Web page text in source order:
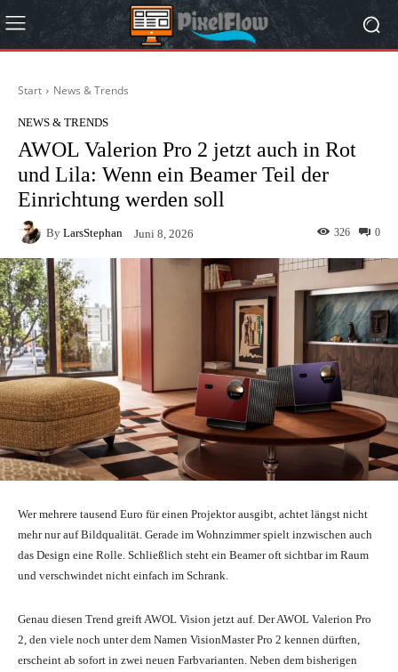
Start News & Trends
NEWS & TRENDS
AWOL Valerion Pro 2 jetzt auch in Rot
und Lila: Wenn ein Beamer Teil der
Einrichtung werden soll
By LarsStephan Juni 8, 2026 0
326
Wer mehrere tausend Euro für einen Projektor ausgibt, achtet längst nicht
mehr nur auf Bildqualität. Gerade im Wohnzimmer spielt inzwischen auch
das Design eine Rolle. Schließlich steht ein Beamer oft sichtbar im Raum
und verschwindet nicht einfach im Schrank.
Genau diesen Trend greift AWOL Vision jetzt auf. Der AWOL Valerion Pro
2, den viele noch unter dem Namen VisionMaster Pro 2 kennen dürften,
erscheint ab sofort in zwei neuen Farbvarianten. Neben dem bisherigen